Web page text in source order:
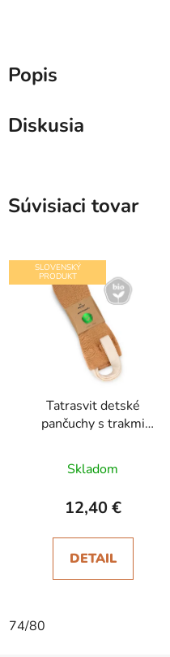
Popis
Diskusia
Súvisiaci tovar
SLOVENSKÝ
PRODUKT
Tatrasvit detské
pančuchy s trakmi
Skladom
12,40 €
DETAIL
74/80